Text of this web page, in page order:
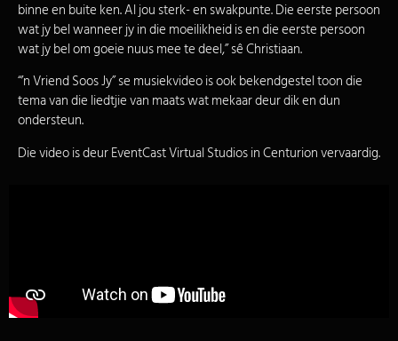
binne en buite ken. Al jou sterk- en swakpunte. Die eerste persoon
wat jy bel wanneer jy in die moeilikheid is en die eerste persoon
wat jy bel om goeie nuus mee te deel,” sê Christiaan.
“’n Vriend Soos Jy” se musiekvideo is ook bekendgestel toon die
tema van die liedtjie van maats wat mekaar deur dik en dun
ondersteun.
Die video is deur EventCast Virtual Studios in Centurion vervaardig.